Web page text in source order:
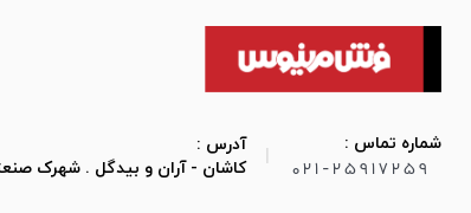
شماره تماس :
021-25917259
آدرس :
کاشان - آران و بیدگل . شهرک صنعتی